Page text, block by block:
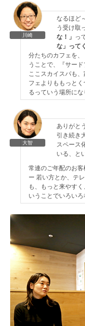
川崎
なるほど
う受け取
な！」 っ
な」って
分たちのカフェを
うことで、『サー
ここスカイスパも
フェよりももっと
るっていう場所にな
大智
ありがと
引き続き
スペース
いる、と
常連のご年配のお
ー 若い方とか、テ
も、もっと来やす
いうことでいろいろ